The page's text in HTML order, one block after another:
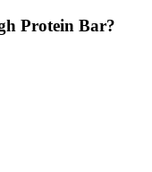
Protein Bar?